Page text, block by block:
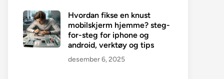
Hvordan fikse en knust
mobilskjerm hjemme? steg-
for-steg for iphone og
android, verktøy og tips
desember 6, 2025